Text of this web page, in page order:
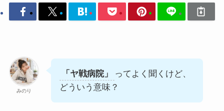
みのり
「ヤ戦病院」
ってよく聞くけど、
どういう意味？